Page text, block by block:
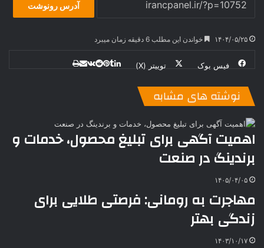
آدرس رونوشت
۱۴۰۴/۰۵/۲۵ خواندن این مطلب 6 دقیقه زمان میبرد
فیس بوک توییتر (X)
ی
ن
ل
ر
ر
س
ت
t
a
ا
م
نوشته های مشابه
اهمیت آگهی برای تبلیغ محصول، خدمات و
برندینگ در صنعت
۱۴۰۵/۰۴/۰۵
مهاجرت به رومانی: فرصتی طلایی برای
زندگی بهتر
۱۴۰۳/۱۰/۱۷